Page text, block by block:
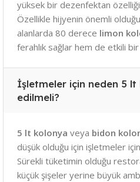
yüksek bir dezenfektan
Özellikle hijyenin önemli
alanlarda 80 derece limon
ferahlık sağlar hem de etkili
İşletmeler için neden 5
edilmeli?
5 lt kolonya veya bidon
düşük olduğu için işletmeler
Sürekli tüketimin olduğu
küçük şişeler yerine büyük